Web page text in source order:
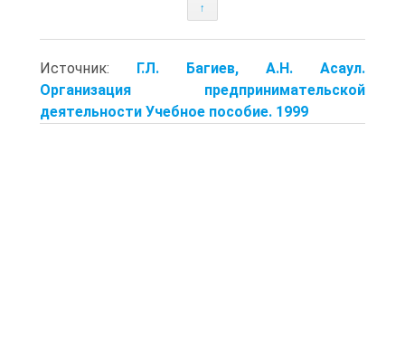
↑
Источник: Г.Л. Багиев, А.Н. Асаул.
Организация предпринимательской
деятельности Учебное пособие. 1999